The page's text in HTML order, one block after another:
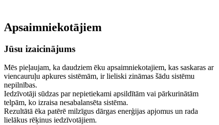
Apsaimniekotājiem
Jūsu izaicinājums
Mēs pieļaujam, ka daudziem ēku apsaimniekotajiem, kas saskaras ar
viencauruļu apkures sistēmām, ir lieliski zināmas šādu sistēmu
nepilnības.
Iedzīvotāji sūdzas par nepietiekami apsildītām vai pārkurinātām
telpām, ko izraisa nesabalansēta sistēma.
Rezultātā ēka patērē milzīgus dārgas enerģijas apjomus un rada
lielākus rēķinus iedzīvotājiem.